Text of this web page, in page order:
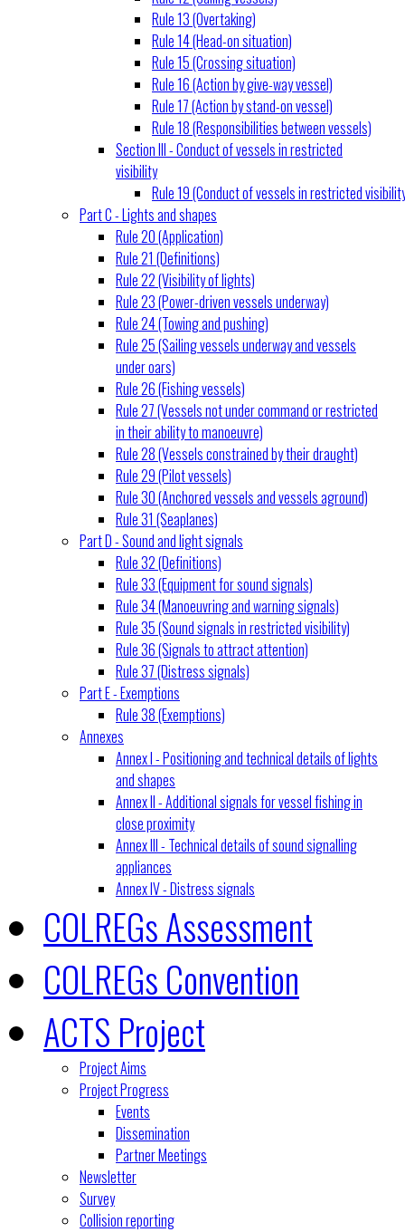
Rule 13 (Overtaking)
Rule 14 (Head-on situation)
Rule 15 (Crossing situation)
Rule 16 (Action by give-way vessel)
Rule 17 (Action by stand-on vessel)
Rule 18 (Responsibilities between vessels)
Section III - Conduct of vessels in restricted
visibility
Rule 19 (Conduct of vessels in restricted
Part C - Lights and shapes
Rule 20 (Application)
Rule 21 (Definitions)
Rule 22 (Visibility of lights)
Rule 23 (Power-driven vessels underway)
Rule 24 (Towing and pushing)
Rule 25 (Sailing vessels underway and vessels
under oars)
Rule 26 (Fishing vessels)
Rule 27 (Vessels not under command or restricted
in their ability to manoeuvre)
Rule 28 (Vessels constrained by their draught)
Rule 29 (Pilot vessels)
Rule 30 (Anchored vessels and vessels aground)
Rule 31 (Seaplanes)
Part D - Sound and light signals
Rule 32 (Definitions)
Rule 33 (Equipment for sound signals)
Rule 34 (Manoeuvring and warning signals)
Rule 35 (Sound signals in restricted visibility)
Rule 36 (Signals to attract attention)
Rule 37 (Distress signals)
Part E - Exemptions
Rule 38 (Exemptions)
Annexes
Annex I - Positioning and technical details of lights
and shapes
Annex II - Additional signals for vessel fishing in
close proximity
Annex III - Technical details of sound signalling
appliances
Annex IV - Distress signals
COLREGs Assessment
COLREGs Convention
ACTS Project
Project Aims
Project Progress
Events
Dissemination
Partner Meetings
Newsletter
Survey
Collision reporting